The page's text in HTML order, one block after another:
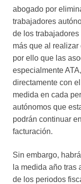
abogado por
trabajadores
de los
más que al
por ello que las
especialmente
directamente con
medida en cada
autónomos que
podrán continuar
facturación.
Sin embargo,
la medida año tras
de los periodos